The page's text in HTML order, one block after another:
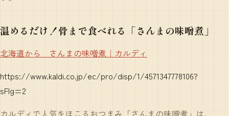
温めるだけ！骨まで食べれる「さんまの味噌煮」
北海道から さんまの味噌煮｜カルディ
https://www.kaldi.co.jp/ec/pro/disp/1/4571347778106?
sFlg=2